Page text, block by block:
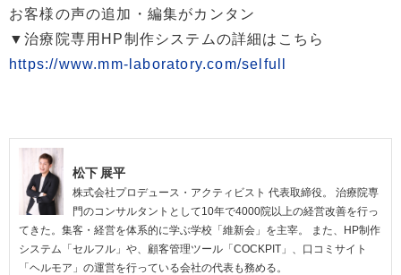
お客様の声の追加・編集がカンタン
▼治療院専用HP制作システムの詳細はこちら
https://www.mm-laboratory.com/selfull
松下 展平
株式会社プロデュース・アクティビスト 代表取締役。 治療院専
門のコンサルタントとして10年で4000院以上の経営改善を行っ
てきた。集客・経営を体系的に学ぶ学校「維新会」を主宰。 また、HP制作
システム「セルフル」や、顧客管理ツール「COCKPIT」、口コミサイト
「ヘルモア」の運営を行っている会社の代表も務める。